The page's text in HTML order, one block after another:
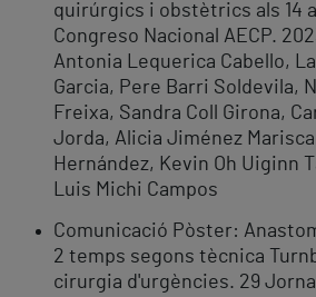
quirúrgics i obstètrics als 14
Congreso Nacional AECP.
Antonia Lequerica Cabello,
Garcia, Pere Barri Soldevila,
Freixa, Sandra Coll Girona,
Jorda, Alicia Jiménez
Hernández, Kevin Oh Uiginn
Luis Michi Campos
Comunicació Pòster:
2 temps segons tècnica
cirurgia d'urgències. 29